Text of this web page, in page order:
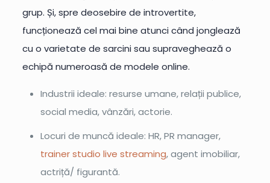
grup. Și, spre deosebire de introvertite,
funcționează cel mai bine atunci când jonglează
cu o varietate de sarcini sau supraveghează o
echipă numeroasă de modele online.
Industrii ideale: resurse umane, relații publice,
social media, vânzări, actorie.
Locuri de muncă ideale: HR, PR manager,
trainer studio live streaming, agent imobiliar,
actriță/ figurantă.